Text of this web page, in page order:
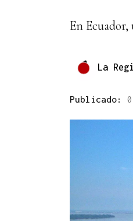
En
La
Publicado: